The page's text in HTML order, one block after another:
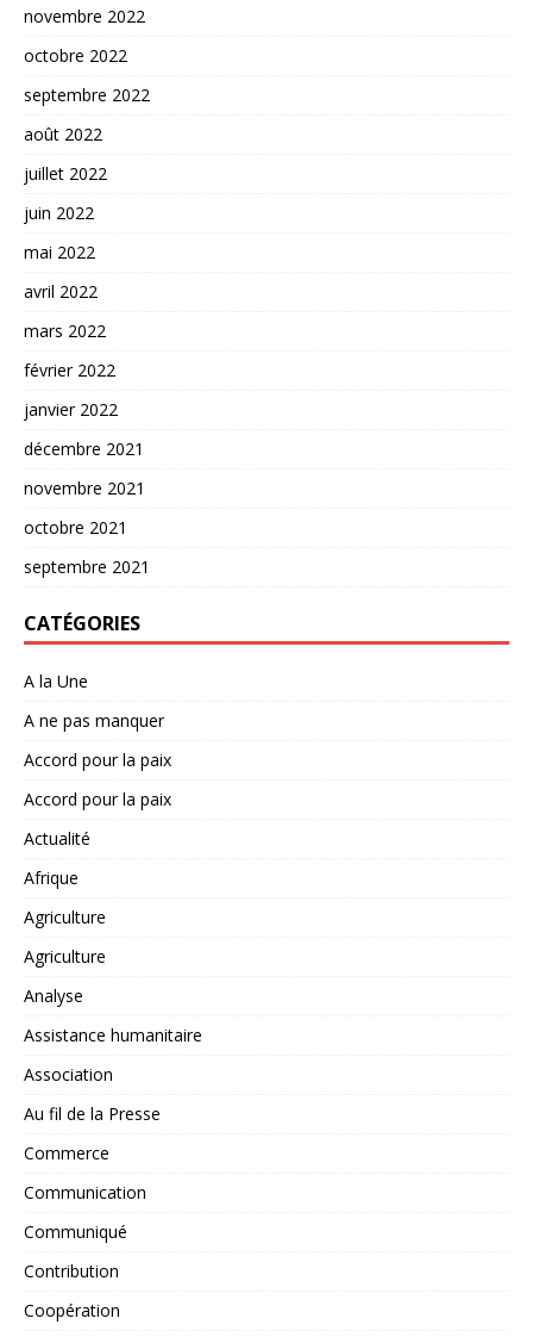
novembre 2022
octobre 2022
septembre 2022
août 2022
juillet 2022
juin 2022
mai 2022
avril 2022
mars 2022
février 2022
janvier 2022
décembre 2021
novembre 2021
octobre 2021
septembre 2021
CATÉGORIES
A la Une
A ne pas manquer
Accord pour la paix
Accord pour la paix
Actualité
Afrique
Agriculture
Agriculture
Analyse
Assistance humanitaire
Association
Au fil de la Presse
Commerce
Communication
Communiqué
Contribution
Coopération